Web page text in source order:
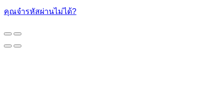
คุณจำรหัสผ่านไม่ได้?